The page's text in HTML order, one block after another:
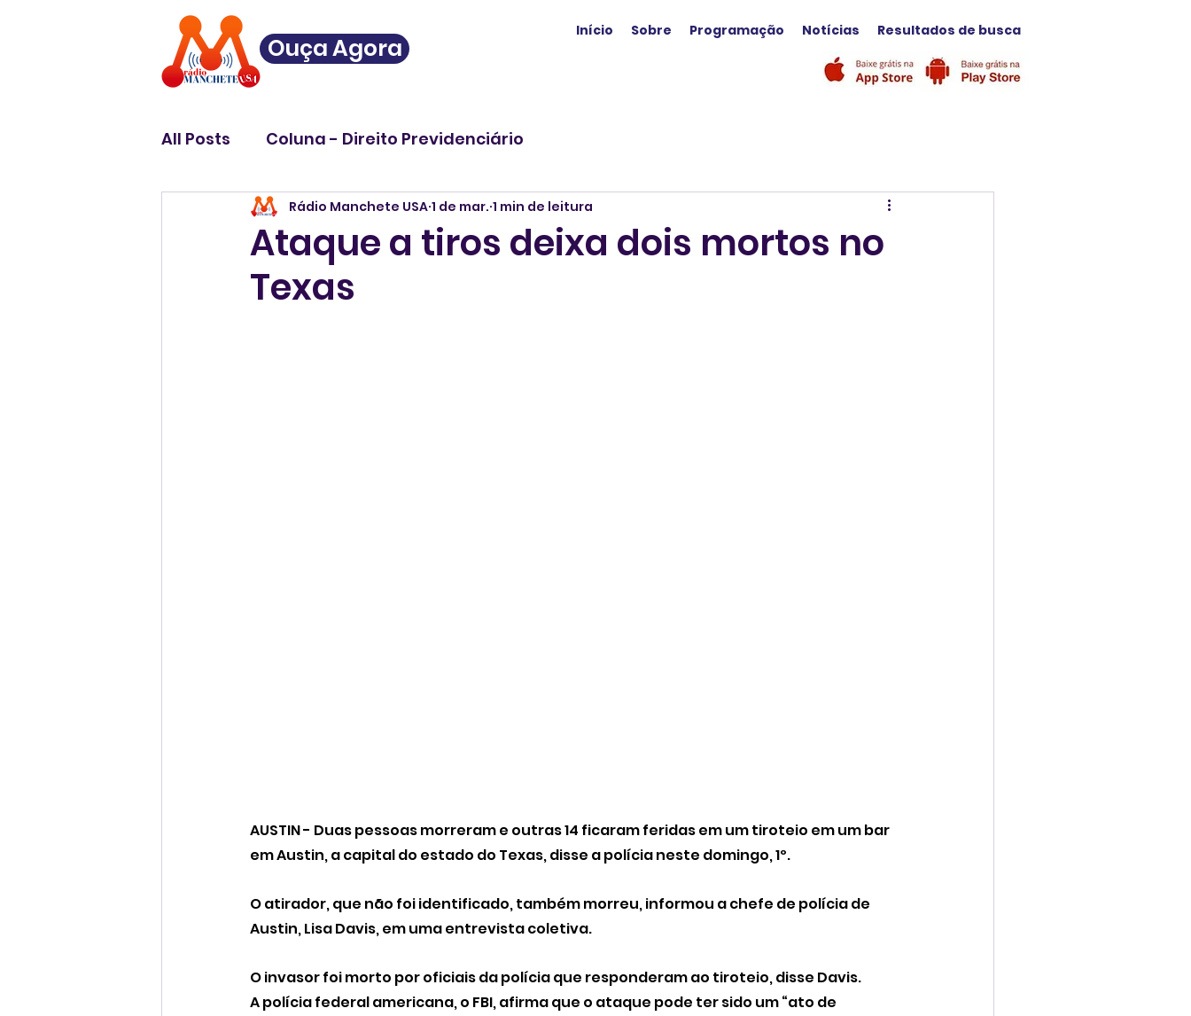
Ouça Agora
Início Sobre Programação Notícias Resultados de busca
All Posts Coluna - Direito Previdenciário
Ataque a tiros deixa dois mortos no
Texas
Rádio Manchete USA 1 de mar. 1 min de leitura
AUSTIN - Duas pessoas morreram e outras 14 ficaram feridas em um tiroteio em um bar
em Austin, a capital do estado do Texas, disse a polícia neste domingo, 1º.
O atirador, que não foi identificado, também morreu, informou a chefe de polícia de
Austin, Lisa Davis, em uma entrevista coletiva.
O invasor foi morto por oficiais da polícia que responderam ao tiroteio, disse Davis.
A polícia federal americana, o FBI, afirma que o ataque pode ter sido um “ato de